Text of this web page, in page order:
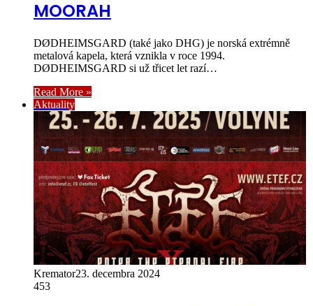
MOORAH
DØDHEIMSGARD (také jako DHG) je norská extrémně
metalová kapela, která vznikla v roce 1994.
DØDHEIMSGARD si už třicet let razí…
Read More »
Aktuality
Kremator23. decembra 2024
453